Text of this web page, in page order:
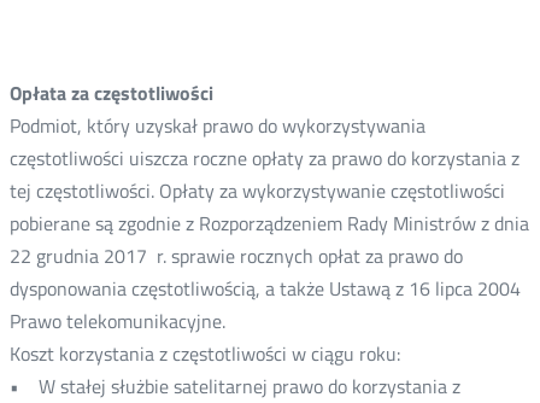
Opłata za częstotliwości
Podmiot, który uzyskał prawo do wykorzystywania
częstotliwości uiszcza roczne opłaty za prawo do korzystania z
tej częstotliwości. Opłaty za wykorzystywanie częstotliwości
pobierane są zgodnie z Rozporządzeniem Rady Ministrów z dnia
22 grudnia 2017 r. sprawie rocznych opłat za prawo do
dysponowania częstotliwością, a także Ustawą z 16 lipca 2004
Prawo telekomunikacyjne.
Koszt korzystania z częstotliwości w ciągu roku:
• W stałej służbie satelitarnej prawo do korzystania z